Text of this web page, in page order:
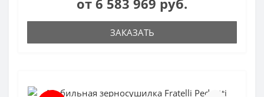
от 6 583 969 руб.
ЗАКАЗАТЬ